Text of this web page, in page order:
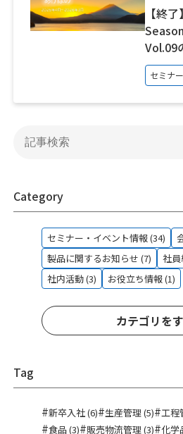
【終了
Vol.09
セミナ
Category
セミナー・イベント情報 (34)
製品に関するお知らせ (7)
社員
社内活動 (3)
お役立ち情報 (1)
カテゴリを
Tag
#新卒入社 (6)#生産管理 (5)#工程
#食品 (3)#販売物流管理 (3)#化学